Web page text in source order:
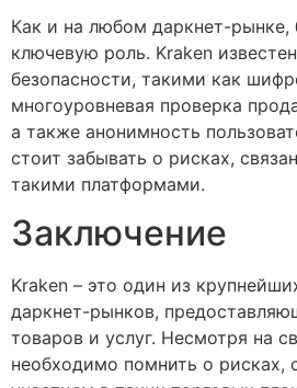
Как и на любом даркнет-рынке,
ключевую роль. Kraken
безопасности, такими как
многоуровневая проверка
а также анонимность
стоит забывать о рисках,
такими платформами.
Заключение
Kraken – это один из
даркнет-рынков,
товаров и услуг. Несмотря на
необходимо помнить о рисках,